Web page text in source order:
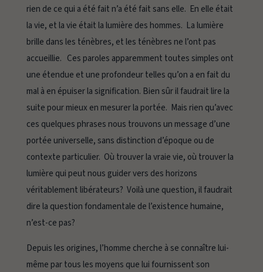
rien de ce qui a été fait n’a été fait sans elle. En elle était
la vie, et la vie était la lumière des hommes. La lumière
brille dans les ténèbres, et les ténèbres ne l’ont pas
accueillie. Ces paroles apparemment toutes simples ont
une étendue et une profondeur telles qu’on a en fait du
mal à en épuiser la signification. Bien sûr il faudrait lire la
suite pour mieux en mesurer la portée. Mais rien qu’avec
ces quelques phrases nous trouvons un message d’une
portée universelle, sans distinction d’époque ou de
contexte particulier. Où trouver la vraie vie, où trouver la
lumière qui peut nous guider vers des horizons
véritablement libérateurs? Voilà une question, il faudrait
dire la question fondamentale de l’existence humaine,
n’est-ce pas?
Depuis les origines, l’homme cherche à se connaître lui-
même par tous les moyens que lui fournissent son